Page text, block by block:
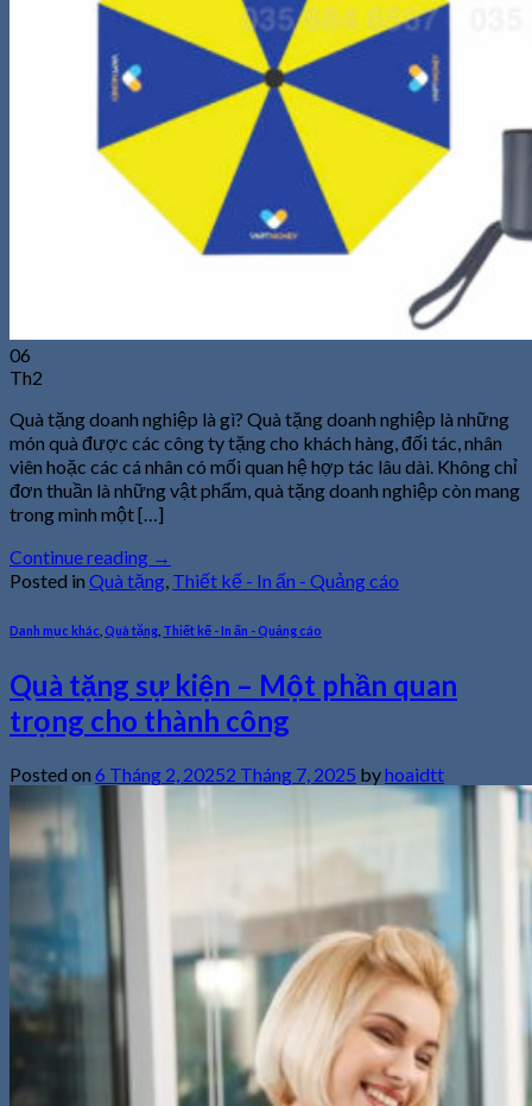
06
Th2
Quà tặng doanh nghiệp là gì? Quà tặng doanh nghiệp là những
món quà được các công ty tặng cho khách hàng, đối tác, nhân
viên hoặc các cá nhân có mối quan hệ hợp tác lâu dài. Không chỉ
đơn thuần là những vật phẩm, quà tặng doanh nghiệp còn mang
trong mình một […]
Continue reading →
Posted in Quà tặng, Thiết kế - In ấn - Quảng cáo
Danh mục khác Quà tặng Thiết kế - In ấn - Quảng cáo
Quà tặng sự kiện – Một phần quan
trọng cho thành công
Posted on 6 Tháng 2, 20252 Tháng 7, 2025 byhoaidtt